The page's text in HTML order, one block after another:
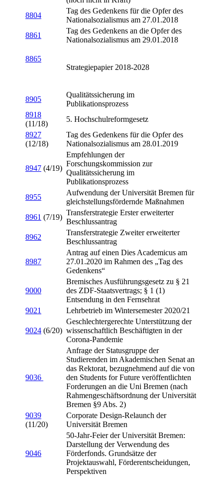
8804
Tag des Gedenkens für die Opfer des
Nationalsozialismus am 27.01.2018
8861
Tag des Gedenkens an die Opfer des
Nationalsozialismus am 29.01.2018
8865
Strategiepapier 2018-2028
8905
Qualitätssicherung im
Publikationsprozess
8918
(11/18)
5. Hochschulreformgesetz
8927
(12/18)
Tag des Gedenkens für die Opfer des
Nationalsozialismus am 28.01.2019
8947 (4/19)
Empfehlungen der
Forschungskommission zur
Qualitätssicherung im
Publikationsprozess
8955
Aufwendung der Universität Bremen für
gleichstellungsfördernde Maßnahmen
8961 (7/19)
Transferstrategie Erster erweiterter
Beschlussantrag
8962
Transferstrategie Zweiter erweiterter
Beschlussantrag
8987
Antrag auf einen Dies Academicus am
27.01.2020 im Rahmen des „Tag des
Gedenkens“
9000
Bremisches Ausführungsgesetz zu § 21
des ZDF-Staatsvertrags; § 1 (1)
Entsendung in den Fernsehrat
9021
Lehrbetrieb im Wintersemester 2020/21
9024 (6/20)
Geschlechtergerechte Unterstützung der
wissenschaftlich Beschäftigten in der
Corona-Pandemie
9036
Anfrage der Statusgruppe der
Studierenden im Akademischen Senat an
das Rektorat, bezugnehmend auf die von
den Students for Future veröffentlichten
Forderungen an die Uni Bremen (nach
Rahmengeschäftsordnung der Universität
Bremen §9 Abs. 2)
9039
(11/20)
Corporate Design-Relaunch der
Universität Bremen
9046
50-Jahr-Feier der Universität Bremen:
Darstellung der Verwendung des
Förderfonds. Grundsätze der
Projektauswahl, Förderentscheidungen,
Perspektiven